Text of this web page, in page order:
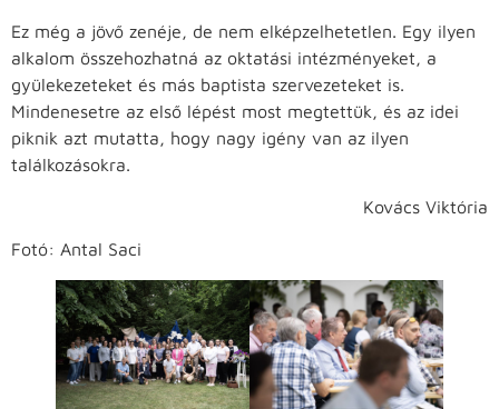
Ez még a jövő zenéje, de nem elképzelhetetlen. Egy ilyen
alkalom összehozhatná az oktatási intézményeket, a
gyülekezeteket és más baptista szervezeteket is.
Mindenesetre az első lépést most megtettük, és az idei
piknik azt mutatta, hogy nagy igény van az ilyen
találkozásokra.
Kovács Viktória
Fotó: Antal Saci